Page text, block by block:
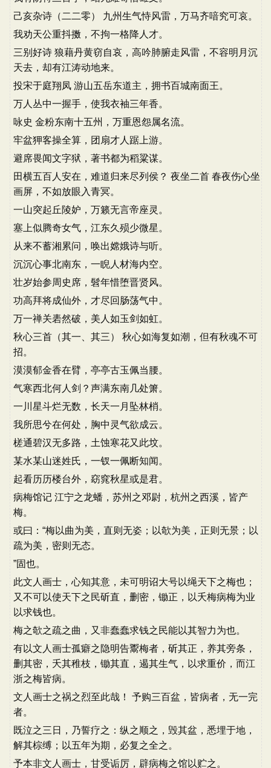
己亥杂诗（二二零） 九州生气恃风雷，万马齐喑究可哀。
我劝天公重抖擞，不拘一格降人才。
三别好诗 狼藉丹黄窃自哀，高吟肺腑走风雷，不容明月沉
天去，却有江涛动地来。
投宋于庭翔凤 游山五岳东道主，拥书百城南面王。
万人丛中一握手，使我衣袖三年香。
咏史 金粉东南十五州，万重恩怨属名流。
牢盆狎客操全算，团扇才人踞上游。
避席畏闻文字狱，著书都为稻粱谋。
田横五百人安在，难道归来尽列侯？ 夜坐二首 春夜伤心坐
画屏，不如放眼入青冥。
一山突起丘陵妒，万籁无言帝座灵。
塞上似腾奇女气，江东久殒少微星。
从来不蓄湘累问，唤出嫦娥诗与听。
沉沉心事北南东，一睨人材海内空。
壮岁始参周史席，髫年惜堕晋贤风。
功高拜将成仙外，才尽回肠荡气中。
万一禅关砉然破，美人如玉剑如虹。
秋心三首（其一、其三） 秋心如海复如潮，但有秋魂不可
招。
漠漠郁金香在臂，亭亭古玉佩当腰。
气寒西北何人剑？声满东南几处箫。
一川星斗烂无数，长天一月坠林梢。
我所思兮在何处，胸中灵气欲成云。
槎通碧汉无多路，土蚀寒花又此坟。
某水某山迷姓氏，一钗一佩断知闻。
起看历历楼台外，窈窕秋星或是君。
病梅馆记 江宁之龙蟠，苏州之邓尉，杭州之西溪，皆产
梅。
或曰：“梅以曲为美，直则无姿；以欹为美，正则无景；以
疏为美，密则无态。
”固也。
此文人画士，心知其意，未可明诏大号以绳天下之梅也；
又不可以使天下之民斫直，删密，锄正，以夭梅病梅为业
以求钱也。
梅之欹之疏之曲，又非蠢蠢求钱之民能以其智力为也。
有以文人画士孤癖之隐明告鬻梅者，斫其正，养其旁条，
删其密，夭其稚枝，锄其直，遏其生气，以求重价，而江
浙之梅皆病。
文人画士之祸之烈至此哉！ 予购三百盆，皆病者，无一完
者。
既泣之三日，乃誓疗之：纵之顺之，毁其盆，悉埋于地，
解其棕缚；以五年为期，必复之全之。
予本非文人画士，甘受诟厉，辟病梅之馆以贮之。